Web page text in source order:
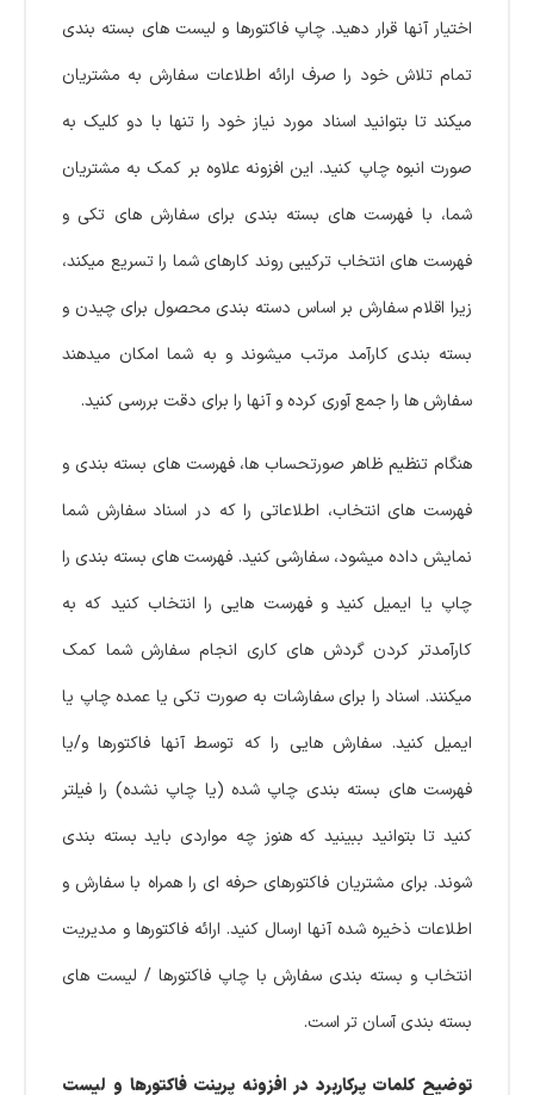
اختیار آنها قرار دهید. چاپ فاکتورها و لیست های بسته بندی
تمام تلاش خود را صرف ارائه اطلاعات سفارش به مشتریان
میکند تا بتوانید اسناد مورد نیاز خود را تنها با دو کلیک به
صورت انبوه چاپ کنید. این افزونه علاوه بر کمک به مشتریان
شما، با فهرست های بسته بندی برای سفارش های تکی و
فهرست های انتخاب ترکیبی روند کارهای شما را تسریع میکند،
زیرا اقلام سفارش بر اساس دسته بندی محصول برای چیدن و
بسته بندی کارآمد مرتب میشوند و به شما امکان میدهند
سفارش ها را جمع آوری کرده و آنها را برای دقت بررسی کنید.
هنگام تنظیم ظاهر صورتحساب ها، فهرست های بسته بندی و
فهرست های انتخاب، اطلاعاتی را که در اسناد سفارش شما
نمایش داده میشود، سفارشی کنید. فهرست های بسته بندی را
چاپ یا ایمیل کنید و فهرست هایی را انتخاب کنید که به
کارآمدتر کردن گردش های کاری انجام سفارش شما کمک
میکنند. اسناد را برای سفارشات به صورت تکی یا عمده چاپ یا
ایمیل کنید. سفارش هایی را که توسط آنها فاکتورها و/یا
فهرست های بسته بندی چاپ شده (یا چاپ نشده) را فیلتر
کنید تا بتوانید ببینید که هنوز چه مواردی باید بسته بندی
شوند. برای مشتریان فاکتورهای حرفه ای را همراه با سفارش و
اطلاعات ذخیره شده آنها ارسال کنید. ارائه فاکتورها و مدیریت
انتخاب و بسته بندی سفارش با چاپ فاکتورها / لیست های
بسته بندی آسان تر است.
توضیح کلمات پرکاربرد در افزونه پرینت فاکتورها و لیست